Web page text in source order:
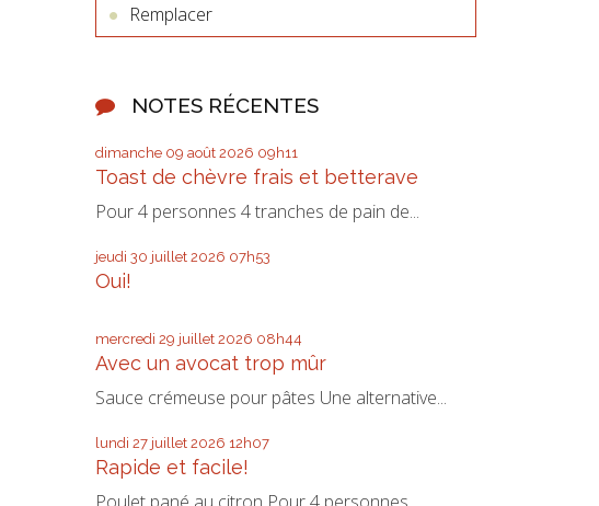
Remplacer
NOTES RÉCENTES
dimanche 09 août 2026 09h11
Toast de chèvre frais et betterave
Pour 4 personnes 4 tranches de pain de...
jeudi 30 juillet 2026 07h53
Oui!
mercredi 29 juillet 2026 08h44
Avec un avocat trop mûr
Sauce crémeuse pour pâtes Une alternative...
lundi 27 juillet 2026 12h07
Rapide et facile!